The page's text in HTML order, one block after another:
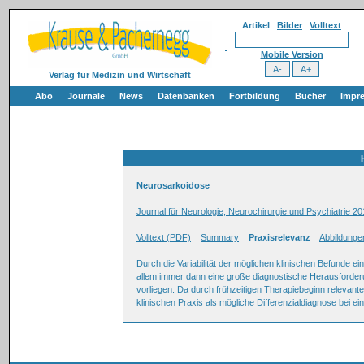
Verlag für Medizin und Wirtschaft
Artikel Bilder Volltext
Mobile Version
Abo Journale News Datenbanken Fortbildung Bücher
Neurosarkoidose
Journal für Neurologie, Neurochirurgie und Psychiatrie
Volltext (PDF) Summary Praxisrelevanz
Durch die Variabilität der möglichen klinischen Befunde
allem immer dann eine große diagnostische
vorliegen. Da durch frühzeitigen Therapiebeginn
klinischen Praxis als mögliche Differenzialdiagnose bei